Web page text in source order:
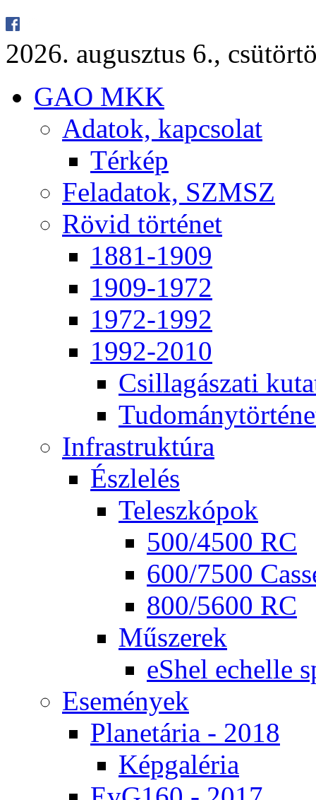
2026. au­gusz­tus 6.,
GAO MKK
Ada­tok, kap­cso­lat
Tér­kép
Fel­ada­tok, SZMSZ
Rö­vid tör­té­net
1881-1909
1909-1972
1972-1992
1992-2010
Csil­la­gá­sza­ti
Inf­ra­struk­tú­ra
Ész­le­lés
Te­lesz­kó­pok
500/4500 RC
600/7500
800/5600 RC
Mű­sze­rek
eS­hel echel­le
Ese­mé­nyek
Pla­ne­tá­ria - 2018
Kép­ga­lé­ria